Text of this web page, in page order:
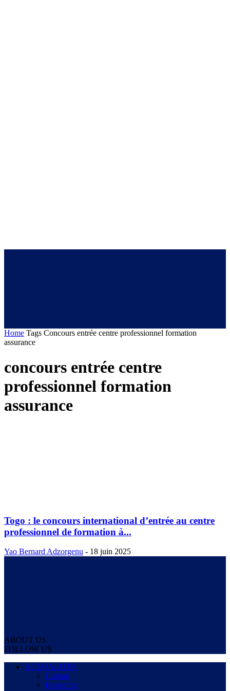
Home Tags Concours entrée centre professionnel formation
assurance
concours entrée centre
professionnel formation
assurance
Togo : le concours international d’entrée au centre
professionnel de formation à...
Yao Bernard Adzorgenu - 18 juin 2025
ABOUT US
FOLLOW US
ACTUALITES
Culture
Economie